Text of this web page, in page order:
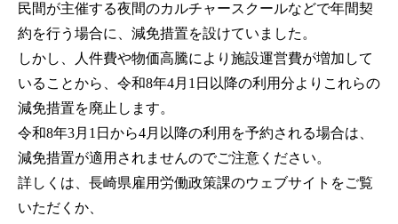
民間が主催する夜間のカルチャースクールなどで年間契
約を行う場合に、減免措置を設けていました。
しかし、人件費や物価高騰により施設運営費が増加して
いることから、令和8年4月1日以降の利用分よりこれらの
減免措置を廃止します。
令和8年3月1日から4月以降の利用を予約される場合は、
減免措置が適用されませんのでご注意ください。
詳しくは、長崎県雇用労働政策課のウェブサイトをご覧
いただくか、